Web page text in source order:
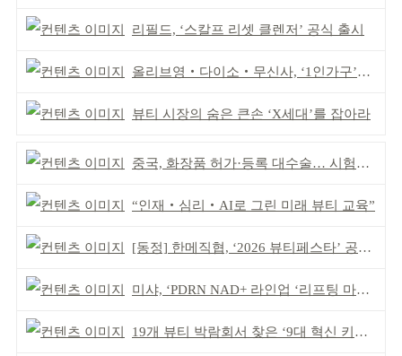
리필드, ‘스칼프 리셋 클렌저’ 공식 출시
올리브영‧다이소‧무신사, ‘1인가구’가 이끈다
뷰티 시장의 숨은 큰손 ‘X세대’를 잡아라
중국, 화장품 허가·등록 대수술… 시험자료 공용 허용
“인재‧심리‧AI로 그린 미래 뷰티 교육”
[동정] 한메직협, ‘2026 뷰티페스타’ 공동 주최
미샤, ‘PDRN NAD+ 라인업 ‘리프팅 마스크’ 출시
19개 뷰티 박람회서 찾은 ‘9대 혁신 키워드’